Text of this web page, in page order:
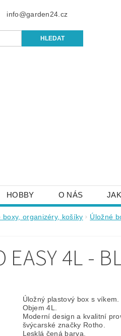
info@garden24.cz
HOBBY O NÁS
KONTAKTY
boxy, organizéry, košíky Úložné
EASY 4L -
Úložný plastový box s víkem.
Objem 4L.
Moderní design a kvalitní
švýcarské značky Rotho.
Lesklá čená barva.